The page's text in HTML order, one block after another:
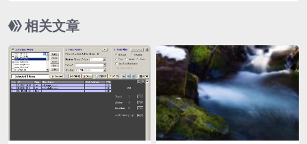
相关文章